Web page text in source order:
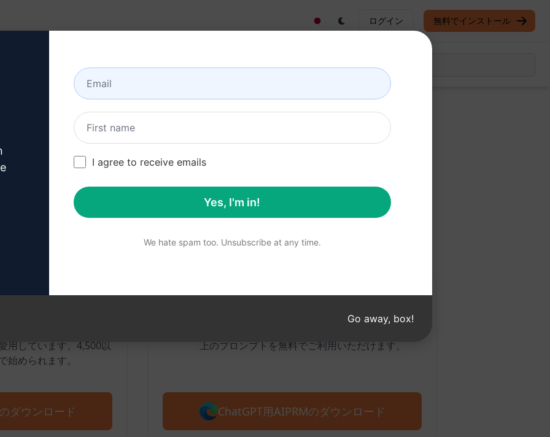
ログイン 無料でインストール
について
の ChatGPTプロンプト
試す
1：AIPRMの無料ダウンロード
用しています。4,500以
始められます。
ダウンロード
上のプロンプトを無料でご利用いただけます。
ChatGPT用AIPRMのダウンロード
I agree to receive emails
Yes, I'm in!
We hate spam too. Unsubscribe at any time.
Go away, box!